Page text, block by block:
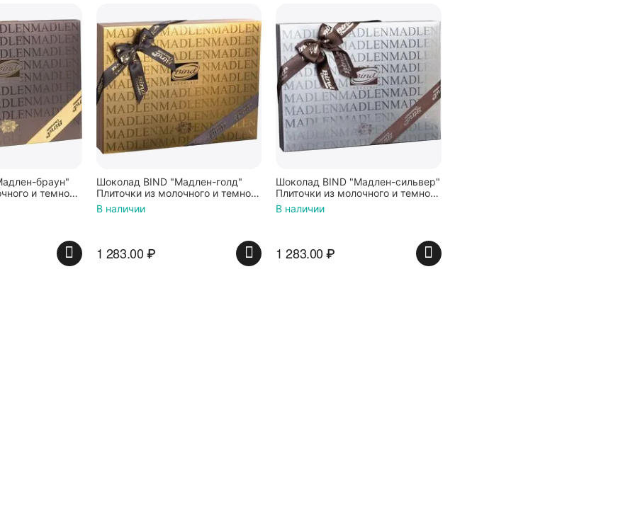
браун"
и темного
Шоколад BIND "Мадлен-голд"
Плиточки из молочного и темного
370г
В наличии
1 283.00₽
Шоколад BIND "Мадлен-сильвер"
Плиточки из молочного и темного
370г
В наличии
1 283.00₽